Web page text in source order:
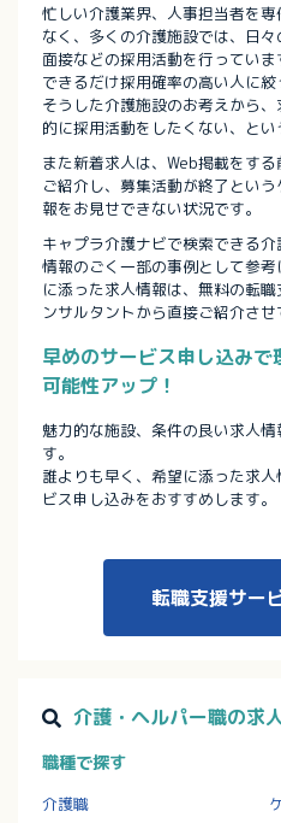
忙しい介護業界、人事担当者を
なく、多くの介護施設では、日
面接などの採用活動を行っていま
できるだけ採用確率の高い人に絞
そうした介護施設のお考えから
的に採用活動をしたくない、とい
また新着求人は、Web掲載をす
ご紹介し、募集活動が終了とい
報をお見せできない状況です。
キャプラ介護ナビで検索できる
情報のごく一部の事例として参
に添った求人情報は、無料の転
ンサルタントから直接ご紹介させ
早めのサービス申し込み
可能性アップ！
魅力的な施設、条件の良い求人
す。
誰よりも早く、希望に添った求
ビス申し込みをおすすめします。
転職支援サー
介護・ヘルパー職の求
職種で探す
介護職